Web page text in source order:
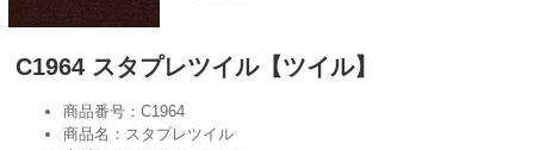
C1964 スタプレツイル【ツイル】
商品番号：C1964
商品名：スタプレツイル